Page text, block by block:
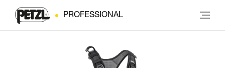
PROFESSIONAL